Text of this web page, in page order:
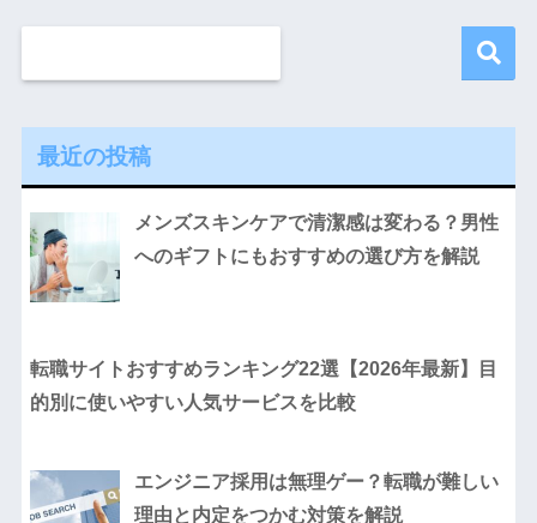
最近の投稿
メンズスキンケアで清潔感は変わる？男性
へのギフトにもおすすめの選び方を解説
転職サイトおすすめランキング22選【2026年最新】目
的別に使いやすい人気サービスを比較
エンジニア採用は無理ゲー？転職が難しい
理由と内定をつかむ対策を解説